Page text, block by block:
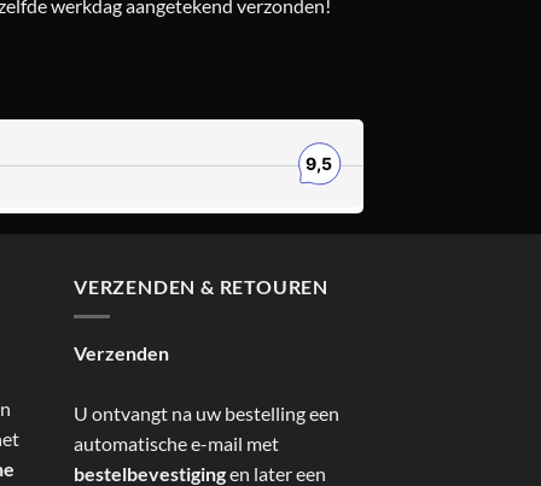
werkdag aangetekend verzonden!
VERZENDEN & RETOUREN
Verzenden
U ontvangt na uw bestelling een
automatische e-mail met
bestelbevestigingen later een